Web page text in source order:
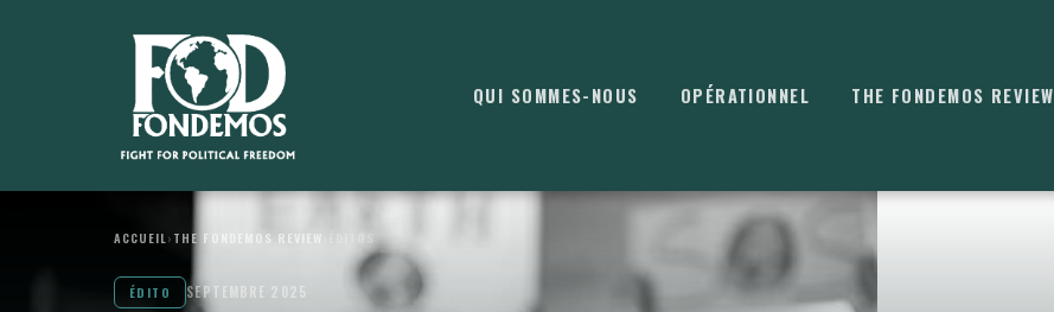
QUI SOMMES-NOUS OPÉRATIONNEL THE FONDEMOS REVIEW
ACCUEIL › THE FONDEMOS REVIEW
ÉDITO SEPTEMBRE 2025